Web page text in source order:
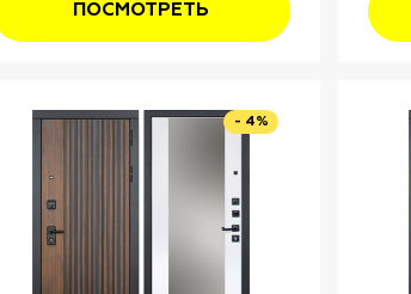
ПОСМОТРЕТЬ
- 4%